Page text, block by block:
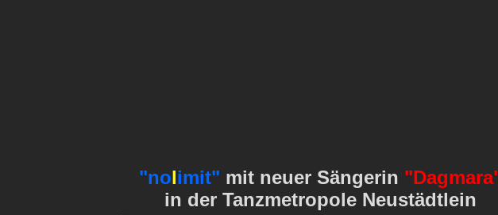
"nolimit" mit neuer Sängerin
in der Tanzmetropole Neustädtlein